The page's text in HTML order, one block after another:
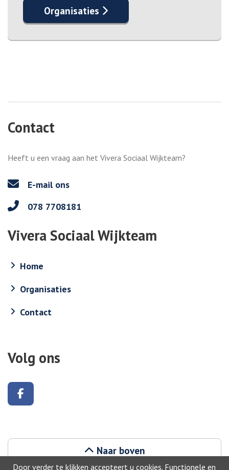
Door verder te klikken accepteert u cookies. Functionele en
Organisaties
Contact
Heeft u een vraag aan het Vivera Sociaal Wijkteam?
E-mail ons
078 7708181
Vivera Sociaal Wijkteam
Home
Organisaties
Contact
Volg ons
Naar boven